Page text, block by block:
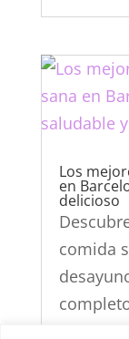
Los
en
delicioso
comida